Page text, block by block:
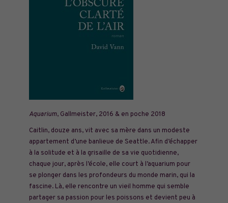
Aquarium, Gallmeister, 2016 & en poche 2018
Caitlin, douze ans, vit avec sa mère dans un modeste
appartement d’une banlieue de Seattle. Afin d’échapper
à la solitude et à la grisaille de sa vie quotidienne,
chaque jour, après l’école, elle court à l’aquarium pour
se plonger dans les profondeurs du monde marin, qui la
fascine. Là, elle rencontre un vieil homme qui semble
partager sa passion pour les poissons et devient peu à